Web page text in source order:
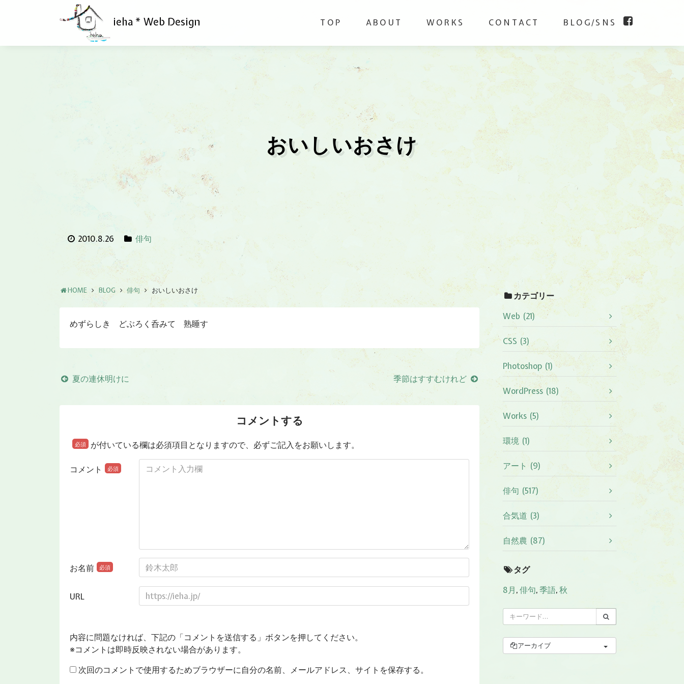
ieha * Web Design TOP ABOUT WORKS CONTACT BLOG/SNS
おいしいおさけ
2010.8.26 俳句
HOME BLOG 俳句 おいしいおさけ
めずらしき どぶろく呑みて 熟睡す
夏の連休明けに 季節はすすむけれど
コメントする
必須 が付いている欄は必須項目となりますので、必ずご記入をお願いします。
コメント 必須
お名前 必須
URL
内容に問題なければ、下記の「コメントを送信する」ボタンを押してください。
※コメントは即時反映されない場合があります。
次回のコメントで使用するためブラウザーに自分の名前、メールアドレス、サイトを保存する。
カテゴリー
Web (21)
CSS (3)
Photoshop (1)
WordPress (18)
Works (5)
環境 (1)
アート (9)
俳句 (517)
合気道 (3)
自然農 (87)
タグ
8月,俳句,季語,秋
アーカイブ